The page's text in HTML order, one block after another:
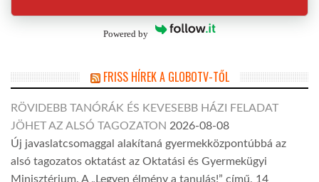
Powered by
FRISS HÍREK A GLOBOTV-TŐL
RÖVIDEBB TANÓRÁK ÉS KEVESEBB HÁZI FELADAT
JÖHET AZ ALSÓ TAGOZATON 2026-08-08
Új javaslatcsomaggal alakítaná gyermekközpontúbbá az
alsó tagozatos oktatást az Oktatási és Gyermekügyi
Minisztérium. A „Legyen élmény a tanulás!” című, 14